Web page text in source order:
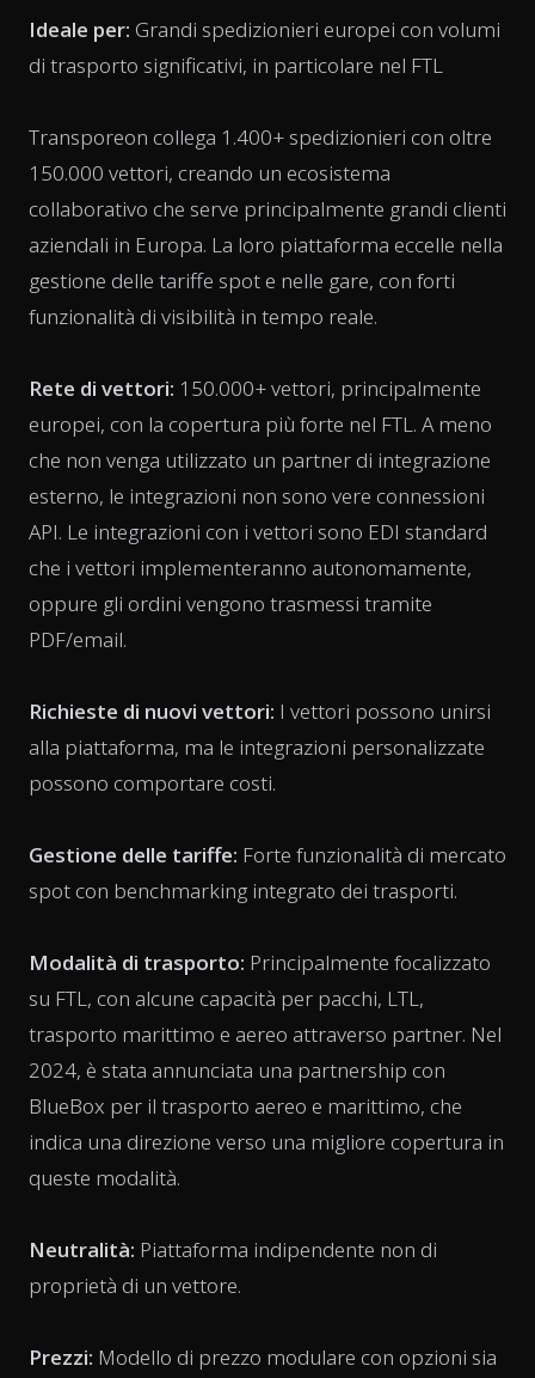
Ideale per: Grandi spedizionieri europei con volumi
di trasporto significativi, in particolare nel FTL
Transporeon collega 1.400+ spedizionieri con oltre
150.000 vettori, creando un ecosistema
collaborativo che serve principalmente grandi clienti
aziendali in Europa. La loro piattaforma eccelle nella
gestione delle tariffe spot e nelle gare, con forti
funzionalità di visibilità in tempo reale.
Rete di vettori: 150.000+ vettori, principalmente
europei, con la copertura più forte nel FTL. A meno
che non venga utilizzato un partner di integrazione
esterno, le integrazioni non sono vere connessioni
API. Le integrazioni con i vettori sono EDI standard
che i vettori implementeranno autonomamente,
oppure gli ordini vengono trasmessi tramite
PDF/email.
Richieste di nuovi vettori: I vettori possono unirsi
alla piattaforma, ma le integrazioni personalizzate
possono comportare costi.
Gestione delle tariffe: Forte funzionalità di mercato
spot con benchmarking integrato dei trasporti.
Modalità di trasporto: Principalmente focalizzato
su FTL, con alcune capacità per pacchi, LTL,
trasporto marittimo e aereo attraverso partner. Nel
2024, è stata annunciata una partnership con
BlueBox per il trasporto aereo e marittimo, che
indica una direzione verso una migliore copertura in
queste modalità.
Neutralità: Piattaforma indipendente non di
proprietà di un vettore.
Prezzi: Modello di prezzo modulare con opzioni sia